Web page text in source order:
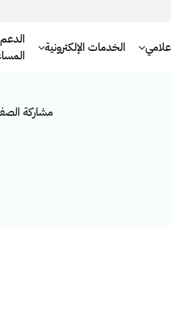
الخدمات الإلكترونية
مشاركة